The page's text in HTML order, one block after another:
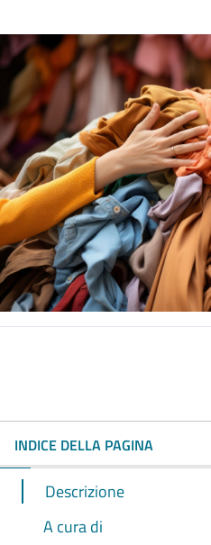
INDICE DELLA PAGINA
Descrizione
A cura di